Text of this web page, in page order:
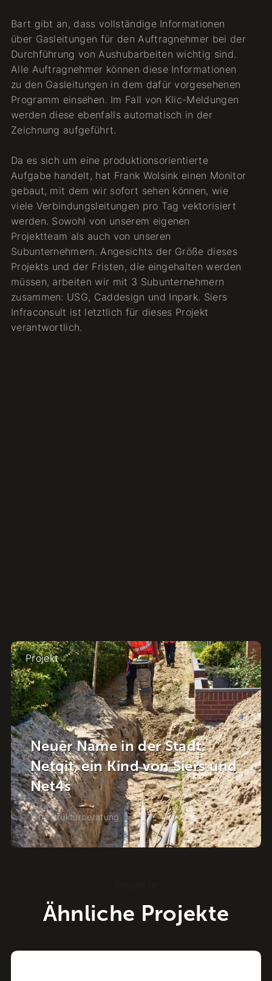
Bart gibt an, dass vollständige Informationen
über Gasleitungen für den Auftragnehmer bei der
Durchführung von Aushubarbeiten wichtig sind.
Alle Auftragnehmer können diese Informationen
zu den Gasleitungen in dem dafür vorgesehenen
Programm einsehen. Im Fall von Klic-Meldungen
werden diese ebenfalls automatisch in der
Zeichnung aufgeführt.
Da es sich um eine produktionsorientierte
Aufgabe handelt, hat Frank Wolsink einen Monitor
gebaut, mit dem wir sofort sehen können, wie
viele Verbindungsleitungen pro Tag vektorisiert
werden. Sowohl von unserem eigenen
Projektteam als auch von unseren
Subunternehmern. Angesichts der Größe dieses
Projekts und der Fristen, die eingehalten werden
müssen, arbeiten wir mit 3 Subunternehmern
zusammen: USG, Caddesign und Inpark. Siers
Infraconsult ist letztlich für dieses Projekt
verantwortlich.
Projekt
Neuer Name in der Stadt:
Netqit, ein Kind von Siers und
Net4s
Infrastrukturberatung
Ähnliche Projekte